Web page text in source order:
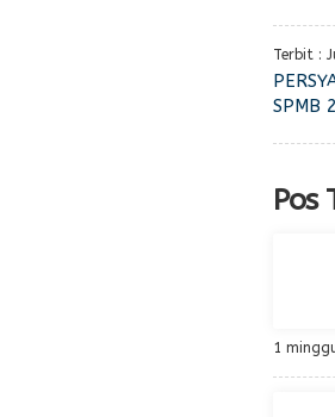
Terbit :
SPMB
Pos
1